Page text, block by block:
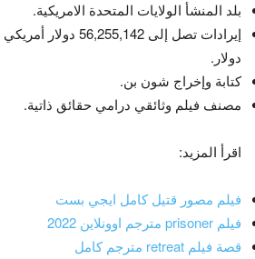
بلد المنشأ الولايات المتحدة الامريكية.
دولار.
كتابة وإخراج شون بن.
مصنف فيلم وثائقي درامي حقائق ذاتية.
اقرأ المزيد:
فيلم مصور قتيل كامل ايجي بست
فيلم prisoner مترجم اوونلاين 2022
قصة فيلم retreat مترجم كامل